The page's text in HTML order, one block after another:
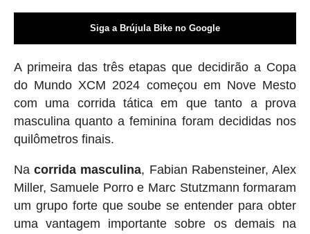
Siga a Brújula Bike no Google
A primeira das três etapas que decidirão a Copa
do Mundo XCM 2024 começou em Nove Mesto
com uma corrida tática em que tanto a prova
masculina quanto a feminina foram decididas nos
quilômetros finais.
Nacorrida masculina, Fabian Rabensteiner, Alex
Miller, Samuele Porro e Marc Stutzmann formaram
um grupo forte que soube se entender para obter
uma vantagem importante sobre os demais na